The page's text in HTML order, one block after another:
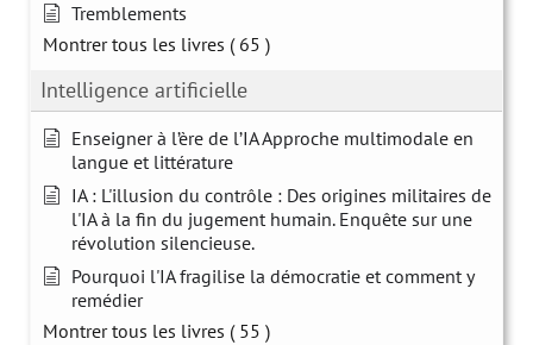
Tremblements
Montrer tous les livres ( 65 )
Intelligence artificielle
Enseigner à l’ère de l’IA Approche multimodale en
langue et littérature
IA : L'illusion du contrôle : Des origines militaires de
l'IA à la fin du jugement humain. Enquête sur une
révolution silencieuse.
Pourquoi l'IA fragilise la démocratie et comment y
remédier
Montrer tous les livres ( 55 )